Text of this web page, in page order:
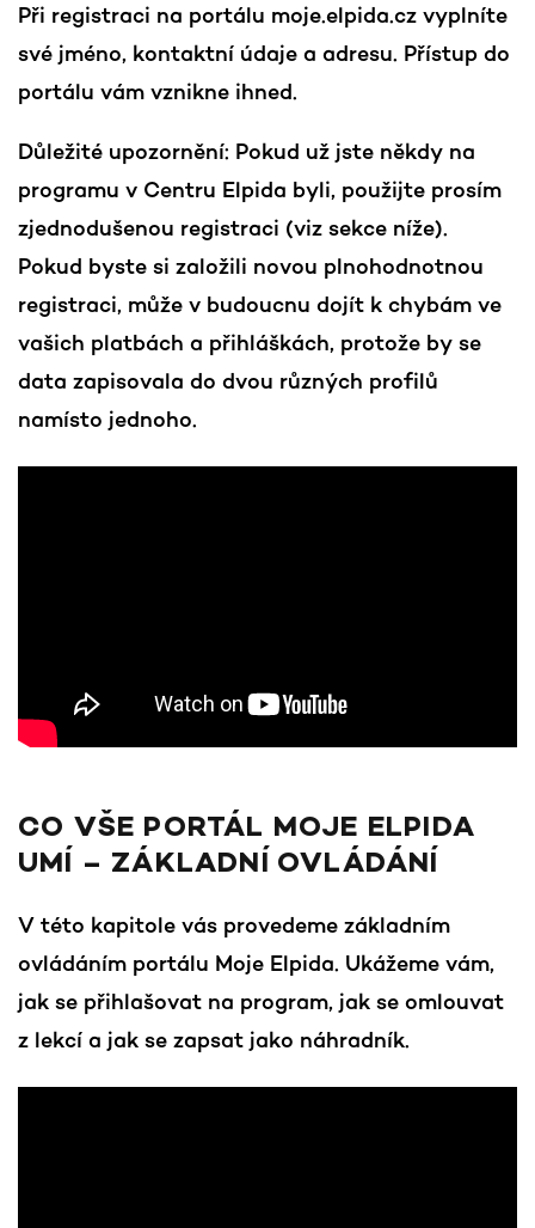
Při registraci na portálu moje.elpida.cz vyplníte
své jméno, kontaktní údaje a adresu. Přístup do
portálu vám vznikne ihned.
Důležité upozornění: Pokud už jste někdy na
programu v Centru Elpida byli, použijte prosím
zjednodušenou registraci (viz sekce níže).
Pokud byste si založili novou plnohodnotnou
registraci, může v budoucnu dojít k chybám ve
vašich platbách a přihláškách, protože by se
data zapisovala do dvou různých profilů
namísto jednoho.
CO VŠE PORTÁL MOJE ELPIDA
UMÍ – ZÁKLADNÍ OVLÁDÁNÍ
V této kapitole vás provedeme základním
ovládáním portálu Moje Elpida. Ukážeme vám,
jak se přihlašovat na program, jak se omlouvat
z lekcí a jak se zapsat jako náhradník.